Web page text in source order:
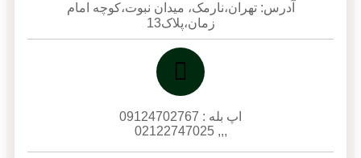
آدرس: تهران،نارمک، میدان نبوت،کوچه امام
زمان،پلاک13
اپ بله : 09124702767
,,, 02122747025